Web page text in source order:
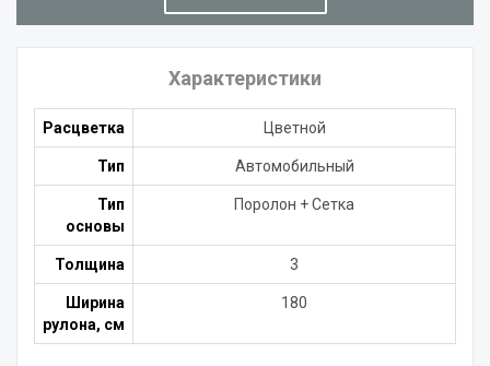
Характеристики
Расцветка Цветной
Тип Автомобильный
Тип
основы
Поролон + Сетка
Толщина 3
Ширина
рулона, см
180